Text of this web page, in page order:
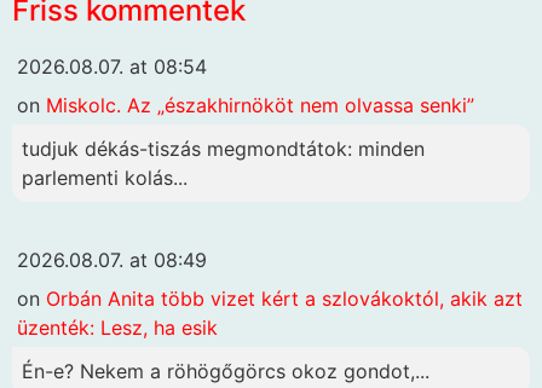
Friss kommentek
2026.08.07. at 08:54
on Miskolc. Az „északhirnököt nem olvassa senki”
tudjuk dékás-tiszás megmondtátok: minden
parlementi kolás...
2026.08.07. at 08:49
on Orbán Anita több vizet kért a szlovákoktól, akik azt
üzenték: Lesz, ha esik
Én-e? Nekem a röhögőgörcs okoz gondot,...